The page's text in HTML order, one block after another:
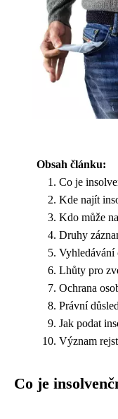
Obsah článku:
Co je
Kde najít
Kdo může
Druhy
Vyhledávání
Lhůty pro
Ochrana
Právní
Jak podat
Význam
Co je